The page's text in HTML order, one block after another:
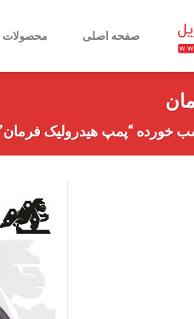
صفحه اصلی محصولات
خورده “پمپ هیدرولیک